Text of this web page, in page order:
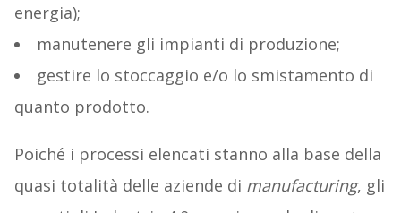
energia);
manutenere gli impianti di produzione;
gestire lo stoccaggio e/o lo smistamento di
quanto prodotto.
Poiché i processi elencati stanno alla base della
quasi totalità delle aziende di manufacturing, gli